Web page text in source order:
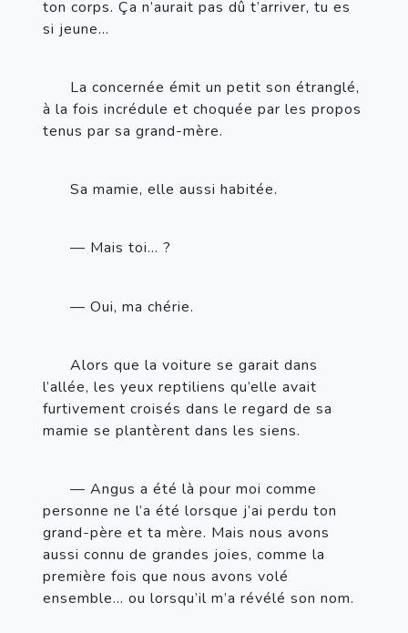
ton corps. Ça n’aurait pas dû t’arriver, tu es
si jeune…
La concernée émit un petit son étranglé,
à la fois incrédule et choquée par les propos
tenus par sa grand-mère.
Sa mamie, elle aussi habitée.
— Mais toi… ?
— Oui, ma chérie.
Alors que la voiture se garait dans
l’allée, les yeux reptiliens qu’elle avait
furtivement croisés dans le regard de sa
mamie se plantèrent dans les siens.
— Angus a été là pour moi comme
personne ne l’a été lorsque j’ai perdu ton
grand-père et ta mère. Mais nous avons
aussi connu de grandes joies, comme la
première fois que nous avons volé
ensemble… ou lorsqu’il m’a révélé son nom.